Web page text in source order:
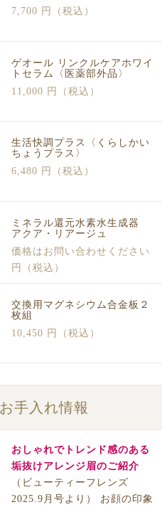
7,700 円（税込）
ゲオール リンクルケアホワイ
トセラム〈医薬部外品〉
11,000 円（税込）
生活快調プラス〈くらしかい
ちょうプラス〉
6,480 円（税込）
ミネラル還元水素水生成器
アクア・リアージュ
価格はお問い合わせください
円（税込）
交換用マグネシウム合金板２
枚組
10,450 円（税込）
お手入れ情報
おしゃれでトレンド感のある
垢抜けアレンジ眉のご紹介
（ビューティーフレンズ
2025.9月号より） お顔の印象